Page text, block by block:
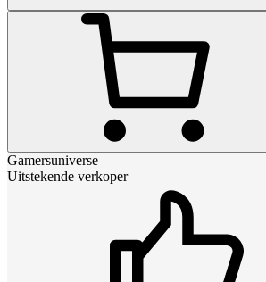
Gamersuniverse
Uitstekende verkoper